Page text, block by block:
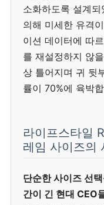
소화하도록 설계
의해 미세한 유격
이션 데이터에 따
를 재설정하지 않
상 틀어지며 귀 뒷
률이 70%에 육박
라이프스타일
레임 사이즈의
단순한 사이즈 선
간이 긴 현대 CEO